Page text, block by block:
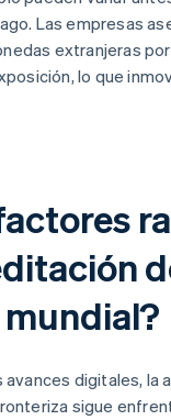
Las empresas
extranjeras
lo que
mundial?
avances digitales, la
sigue